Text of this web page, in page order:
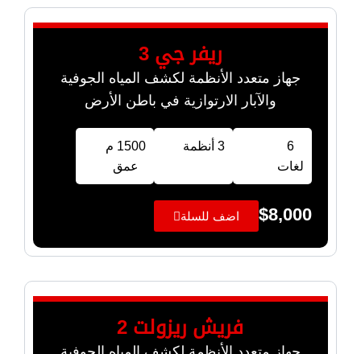
ريفر جي 3
جهاز متعدد الأنظمة لكشف المياه الجوفية
والآبار الارتوازية في باطن الأرض
6
لغات
3 أنظمة
1500 م
عمق
$8,000 اضف للسلة
فريش ريزولت 2